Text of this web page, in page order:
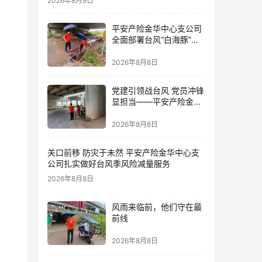
平安产险金华中心支公司
全面部署台风“白海豚”防
2026年8月8日
党建引领战台风 党员冲锋
显担当——平安产险金华
一线
2026年8月8日
关口前移 防灾于未然 平安产险金华中心支
公司扎实做好台风季风险减量服务
2026年8月8日
风雨来临前，他们守在最
前线
2026年8月8日